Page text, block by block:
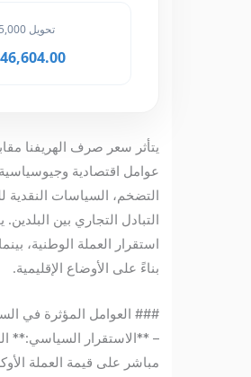
تحويل 5,000 USD
46,604.00 MAD
يتأثر سعر صرف الهريفنا مقابل
عوامل اقتصادية وجيوسياسية،
التضخم، السياسات النقدية
التبادل التجاري بين البلدين.
استقرار العملة الوطنية، بينما
بناءً على الأوضاع الإقليمية.
### العوامل المؤثرة في السعر
– **الاستقرار السياسي:**
مباشر على قيمة العملة الأوكرانية.